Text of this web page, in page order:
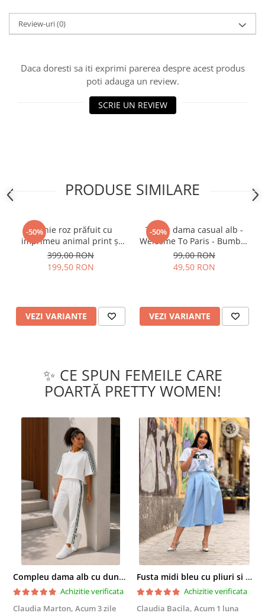
Review-uri(0)
Daca doresti sa iti exprimi parerea despre acest produs
poti adauga un review.
SCRIE UN REVIEW
PRODUSE SIMILARE
-50%
Rochie roz prăfuit cu
imprimeu animal print și
curea
399,00 RON
199,50 RON
VEZI VARIANTE
-50%
Tricou dama casual alb -
Welcome To Paris - Bumbac
Organic
99,00 RON
49,50 RON
VEZI VARIANTE
✨ CE SPUN FEMEILE CARE
POARTĂ PRETTY WOMEN!
Compleu dama alb cu dungi laterale in nuante de verde si negru
Achizitie verificata
Claudia Marton, Acum 3 zile
Fusta midi bleu cu pliuri si buzunare
Achizitie verificata
Claudia Bacila, Acum 1 luna